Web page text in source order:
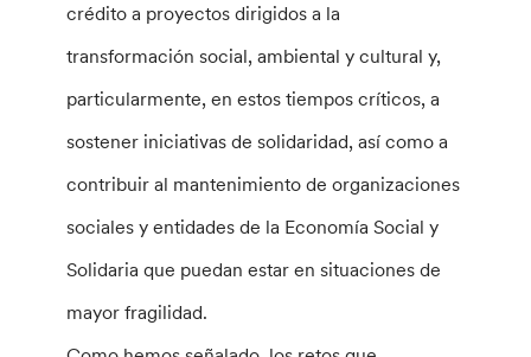
crédito a proyectos dirigidos a la
transformación social, ambiental y cultural y,
particularmente, en estos tiempos críticos, a
sostener iniciativas de solidaridad, así como a
contribuir al mantenimiento de organizaciones
sociales y entidades de la Economía Social y
Solidaria que puedan estar en situaciones de
mayor fragilidad.